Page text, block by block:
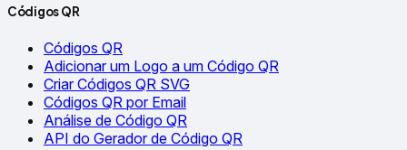
Códigos QR
Códigos QR
Adicionar um Logo a um Código QR
Criar Códigos QR SVG
Códigos QR por Email
Análise de Código QR
API do Gerador de Código QR